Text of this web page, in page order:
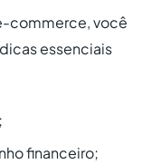
commerce, você
essenciais
financeiro;